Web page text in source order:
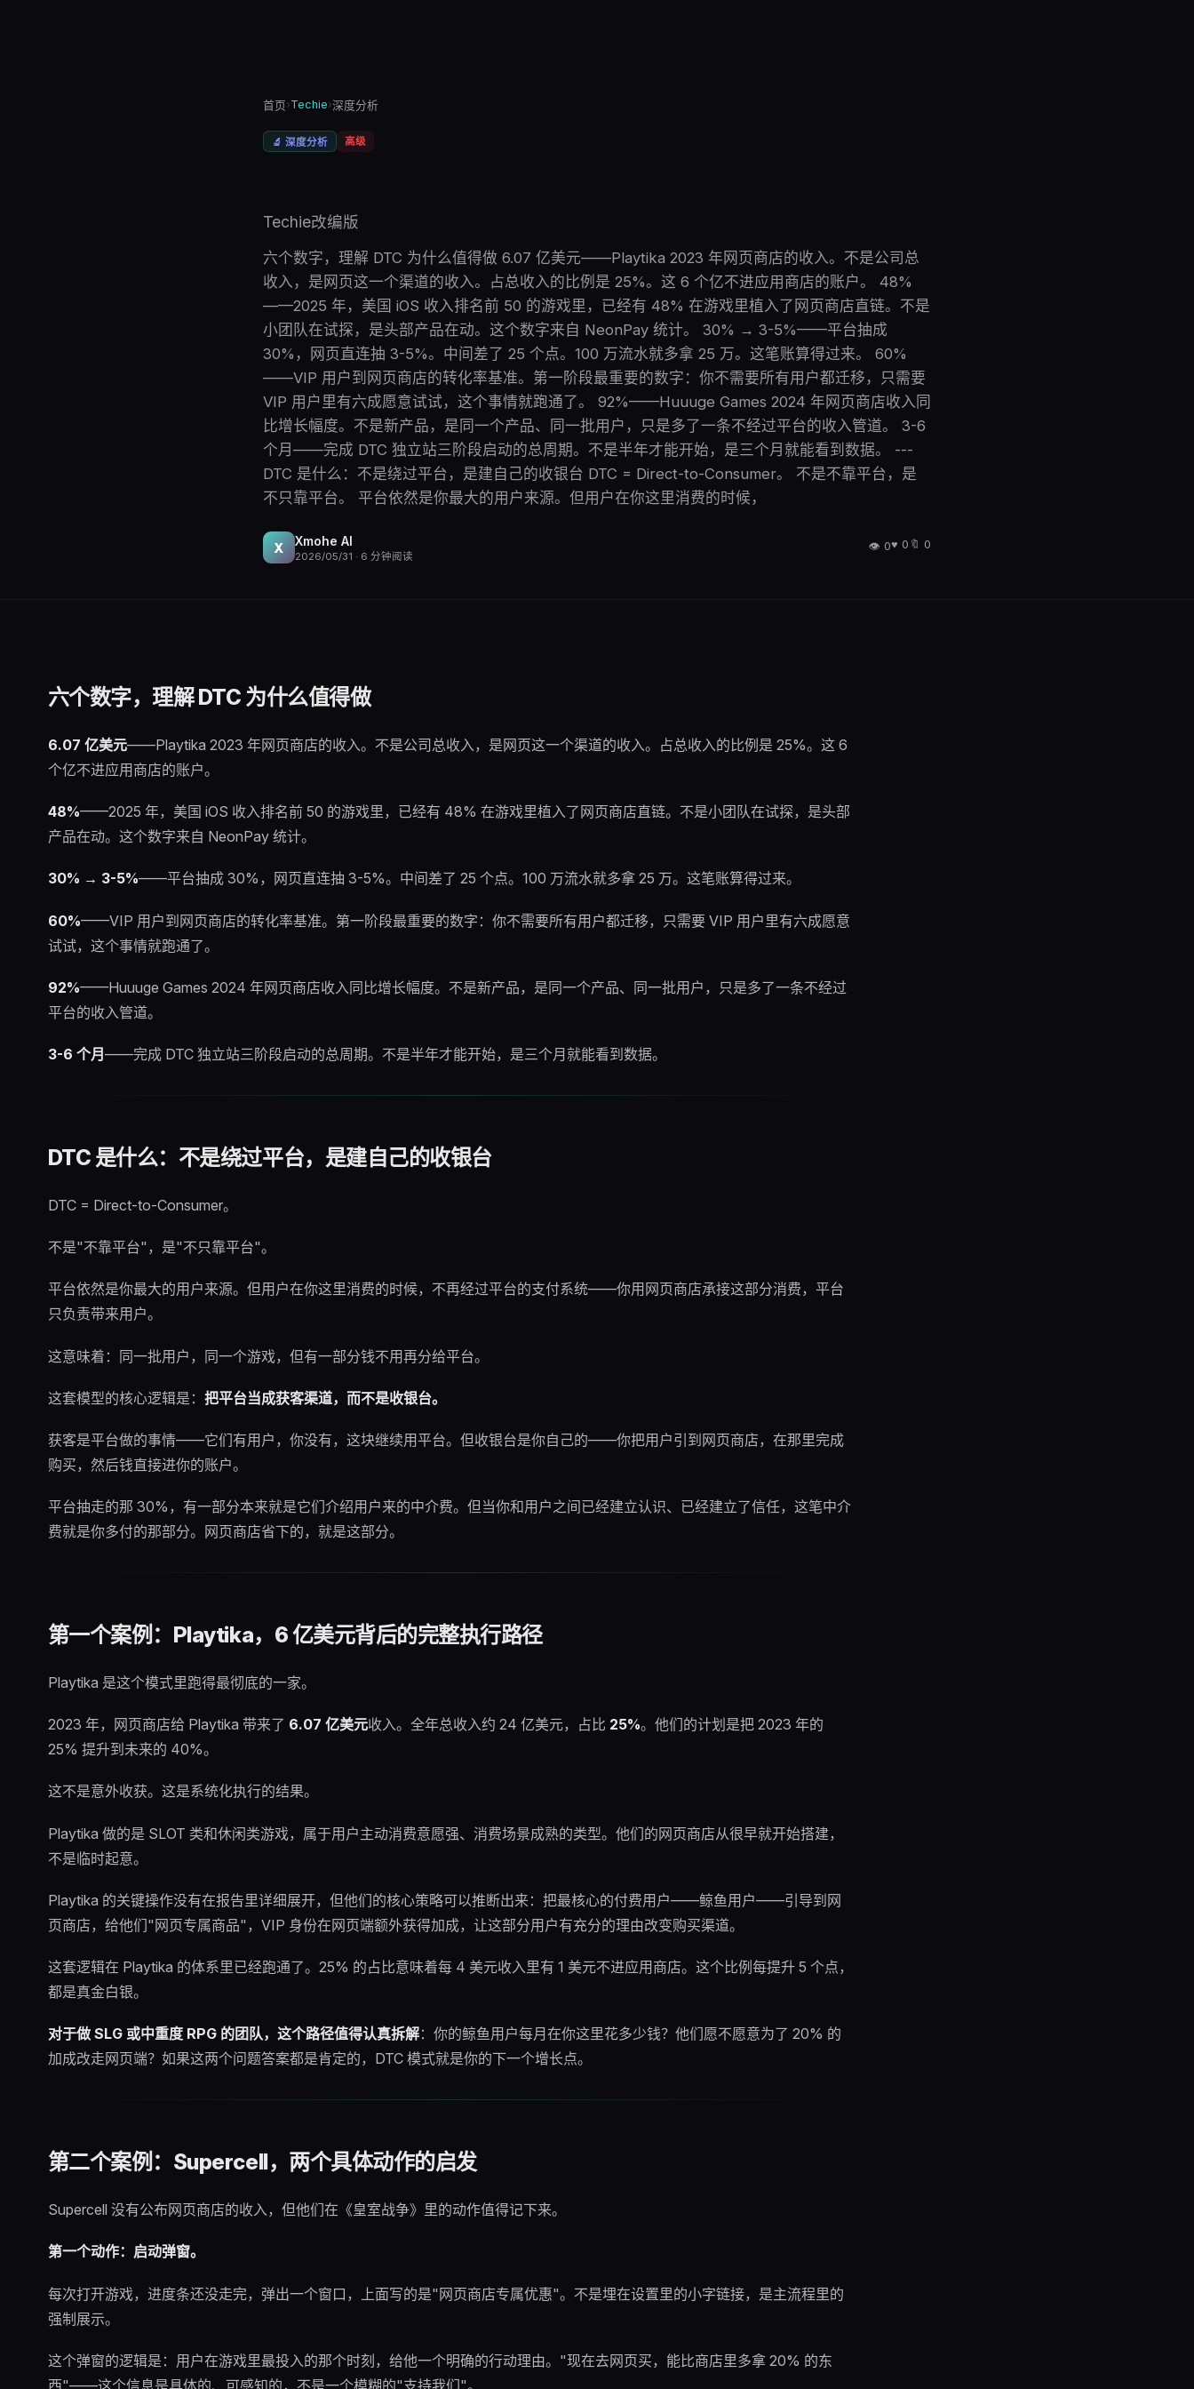
首页›Techie›深度分析
🔬 深度分析 高级
Techie改编版
六个数字，理解 DTC 为什么值得做 6.07 亿美元——Playtika 2023 年网页商店的收入。不是公司总
收入，是网页这一个渠道的收入。占总收入的比例是 25%。这 6 个亿不进应用商店的账户。 48%
——2025 年，美国 iOS 收入排名前 50 的游戏里，已经有 48% 在游戏里植入了网页商店直链。不是
小团队在试探，是头部产品在动。这个数字来自 NeonPay 统计。 30% → 3-5%——平台抽成
30%，网页直连抽 3-5%。中间差了 25 个点。100 万流水就多拿 25 万。这笔账算得过来。 60%
——VIP 用户到网页商店的转化率基准。第一阶段最重要的数字：你不需要所有用户都迁移，只需要
VIP 用户里有六成愿意试试，这个事情就跑通了。 92%——Huuuge Games 2024 年网页商店收入同
比增长幅度。不是新产品，是同一个产品、同一批用户，只是多了一条不经过平台的收入管道。 3-6
个月——完成 DTC 独立站三阶段启动的总周期。不是半年才能开始，是三个月就能看到数据。 ---
DTC 是什么：不是绕过平台，是建自己的收银台 DTC = Direct-to-Consumer。 不是不靠平台，是
不只靠平台。 平台依然是你最大的用户来源。但用户在你这里消费的时候，
X Xmohe AI
2026/05/31 · 6 分钟阅读
👁 0♥ 0 🔖 0
六个数字，理解 DTC 为什么值得做
6.07 亿美元——Playtika 2023 年网页商店的收入。不是公司总收入，是网页这一个渠道的收入。占总收入的比例是 25%。这 6
个亿不进应用商店的账户。
48%——2025 年，美国 iOS 收入排名前 50 的游戏里，已经有 48% 在游戏里植入了网页商店直链。不是小团队在试探，是头部
产品在动。这个数字来自 NeonPay 统计。
30% → 3-5%——平台抽成 30%，网页直连抽 3-5%。中间差了 25 个点。100 万流水就多拿 25 万。这笔账算得过来。
60%——VIP 用户到网页商店的转化率基准。第一阶段最重要的数字：你不需要所有用户都迁移，只需要 VIP 用户里有六成愿意
试试，这个事情就跑通了。
92%——Huuuge Games 2024 年网页商店收入同比增长幅度。不是新产品，是同一个产品、同一批用户，只是多了一条不经过
平台的收入管道。
3-6 个月——完成 DTC 独立站三阶段启动的总周期。不是半年才能开始，是三个月就能看到数据。
DTC 是什么：不是绕过平台，是建自己的收银台
DTC = Direct-to-Consumer。
不是"不靠平台"，是"不只靠平台"。
平台依然是你最大的用户来源。但用户在你这里消费的时候，不再经过平台的支付系统——你用网页商店承接这部分消费，平台
只负责带来用户。
这意味着：同一批用户，同一个游戏，但有一部分钱不用再分给平台。
这套模型的核心逻辑是： 把平台当成获客渠道，而不是收银台。
获客是平台做的事情——它们有用户，你没有，这块继续用平台。但收银台是你自己的——你把用户引到网页商店，在那里完成
购买，然后钱直接进你的账户。
平台抽走的那 30%，有一部分本来就是它们介绍用户来的中介费。但当你和用户之间已经建立认识、已经建立了信任，这笔中介
费就是你多付的那部分。网页商店省下的，就是这部分。
第一个案例：Playtika，6 亿美元背后的完整执行路径
Playtika 是这个模式里跑得最彻底的一家。
2023 年，网页商店给 Playtika 带来了 6.07 亿美元收入。全年总收入约 24 亿美元，占比 25%。他们的计划是把 2023 年的
25% 提升到未来的 40%。
这不是意外收获。这是系统化执行的结果。
Playtika 做的是 SLOT 类和休闲类游戏，属于用户主动消费意愿强、消费场景成熟的类型。他们的网页商店从很早就开始搭建，
不是临时起意。
Playtika 的关键操作没有在报告里详细展开，但他们的核心策略可以推断出来：把最核心的付费用户——鲸鱼用户——引导到网
页商店，给他们"网页专属商品"，VIP 身份在网页端额外获得加成，让这部分用户有充分的理由改变购买渠道。
这套逻辑在 Playtika 的体系里已经跑通了。25% 的占比意味着每 4 美元收入里有 1 美元不进应用商店。这个比例每提升 5 个点，
都是真金白银。
对于做 SLG 或中重度 RPG 的团队，这个路径值得认真拆解：你的鲸鱼用户每月在你这里花多少钱？他们愿不愿意为了 20% 的
加成改走网页端？如果这两个问题答案都是肯定的，DTC 模式就是你的下一个增长点。
第二个案例：Supercell，两个具体动作的启发
Supercell 没有公布网页商店的收入，但他们在《皇室战争》里的动作值得记下来。
第一个动作：启动弹窗。
每次打开游戏，进度条还没走完，弹出一个窗口，上面写的是"网页商店专属优惠"。不是埋在设置里的小字链接，是主流程里的
强制展示。
这个弹窗的逻辑是：用户在游戏里最投入的那个时刻，给他一个明确的行动理由。"现在去网页买，能比商店里多拿 20% 的东
西"——这个信息是具体的、可感知的，不是一个模糊的"支持我们"。